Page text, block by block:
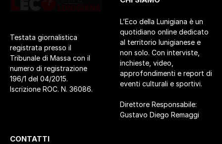
Testata giornalistica
registrata presso il
Tribunale di Massa con il
numero di registrazione
196/1 del 04/2015.
Iscrizione ROC. N. 36086.
L’Eco della Lunigiana è un
quotidiano online dedicato
al territorio lunigianese e
non solo. Con interviste,
inchieste, video,
approfondimenti e report di
eventi culturali e sportivi.
Direttore Responsabile:
Gustavo Diego Remaggi
CONTATTI